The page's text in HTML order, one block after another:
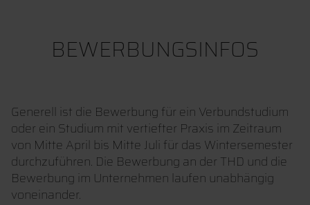
BEWERBUNGSINFOS
Generell ist die Bewerbung für ein Verbundstudium
oder ein Studium mit vertiefter Praxis im Zeitraum
von Mitte April bis Mitte Juli für das Wintersemester
durchzuführen. Die Bewerbung an der THD und die
Bewerbung im Unternehmen laufen unabhängig
voneinander.